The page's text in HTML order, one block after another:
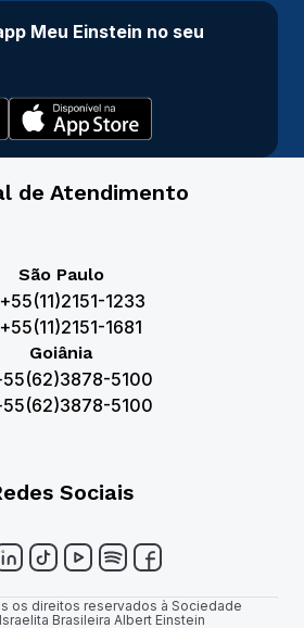
Meu Einstein no seu
de Atendimento
São Paulo
+55(11)2151-1233
+55(11)2151-1681
Goiânia
5100
5100
Sociais
os direitos reservados à Sociedade
Brasileira Albert Einstein